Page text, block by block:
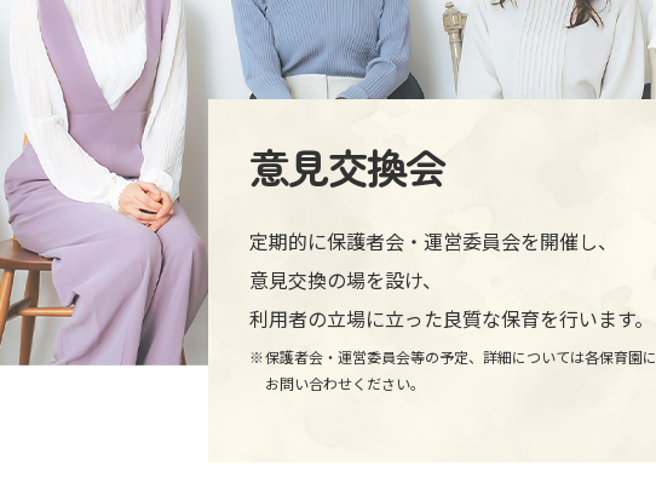
意見交換会
定期的に保護者会・運営委員会を開催し、
意見交換の場を設け、
利用者の立場に立った良質な保育を行います。
保護者会・運営委員会等の予定、詳細については各保育園に
お問い合わせください。